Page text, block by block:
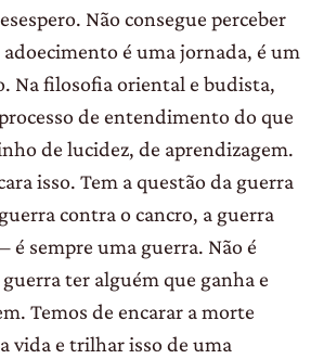
Não consegue perceber
adoecimento é uma jornada, é um
Na filosofia oriental e budista,
de entendimento do que
de lucidez, de aprendizagem.
isso. Tem a questão da guerra
contra o cancro, a guerra
sempre uma guerra. Não é
ter alguém que ganha e
Temos de encarar a morte
vida e trilhar isso de uma